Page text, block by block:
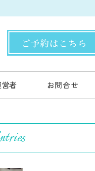
ご予約はこちら
営者 お問合せ